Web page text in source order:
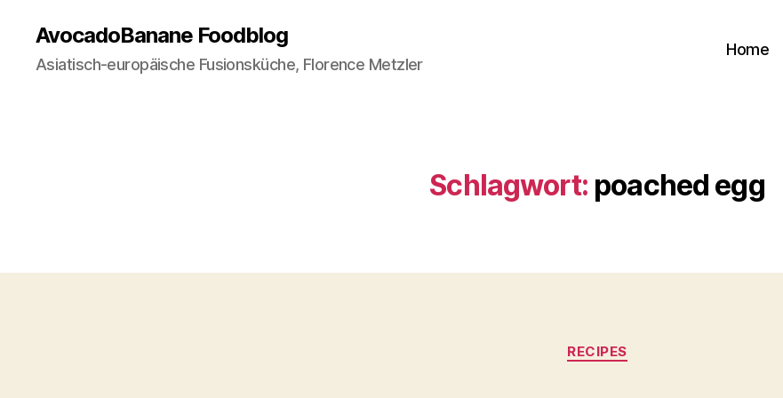
AvocadoBanane Foodblog
Asiatisch-europäische Fusionsküche, Florence Metzler
Home
Schlagwort: poached egg
Kategorien
RECIPES